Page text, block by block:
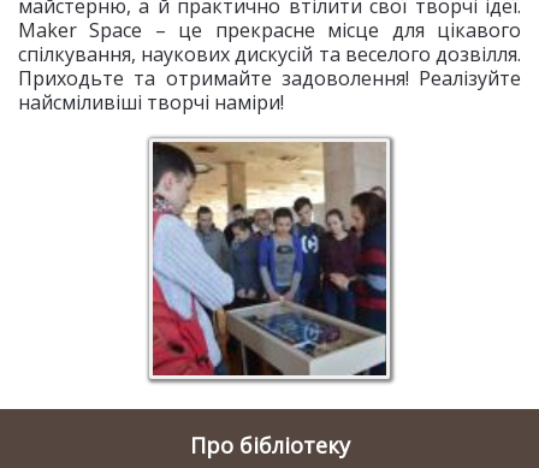
майстерню, а й практично втілити свої творчі ідеї.
Maker Space – це прекрасне місце для цікавого
спілкування, наукових дискусій та веселого дозвілля.
Приходьте та отримайте задоволення! Реалізуйте
найсміливіші творчі наміри!
Перше знайомство з
творчим майданчиком
Про бібліотеку